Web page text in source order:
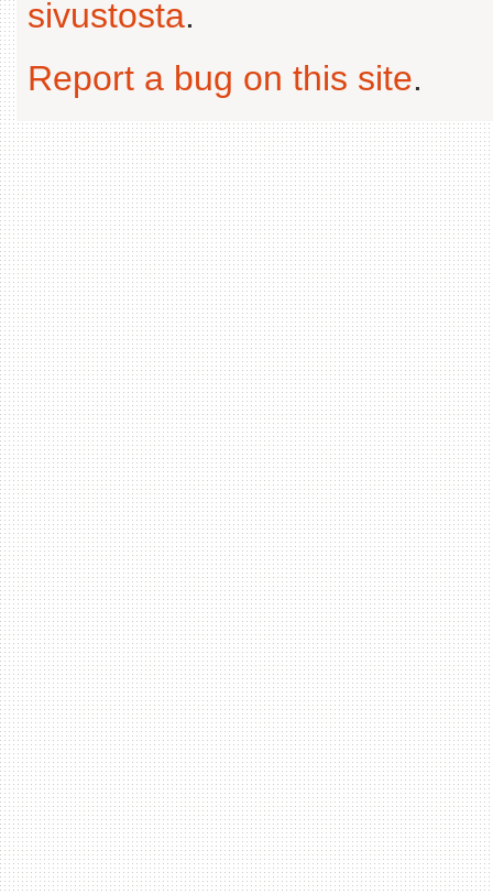
sivustosta.
Report a bug on this site.